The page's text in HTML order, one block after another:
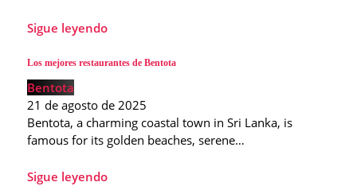
Sigue leyendo
Los mejores restaurantes de Bentota
Bentota
21 de agosto de 2025
Bentota, a charming coastal town in Sri Lanka, is
famous for its golden beaches, serene…
Sigue leyendo